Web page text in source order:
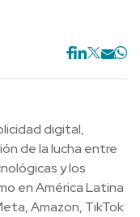
digital,
de la lucha entre
y los
en América Latina
Amazon, TikTok